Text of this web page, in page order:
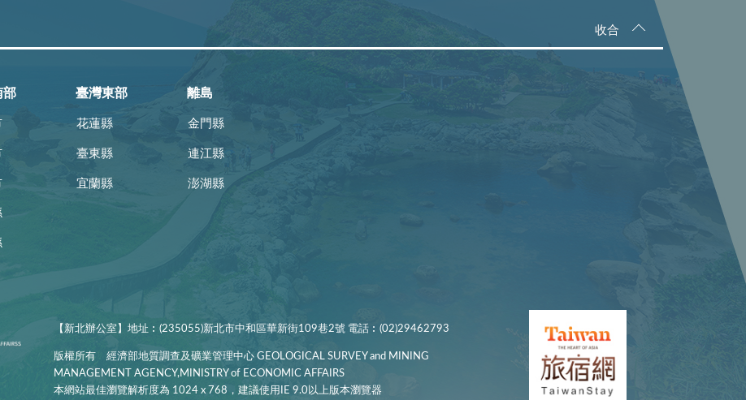
收合
部 臺灣東部
花蓮縣
臺東縣
宜蘭縣
離島
金門縣
連江縣
澎湖縣
【新北辦公室】地址︰(235055)新北市中和區華新街109巷2號 電話︰(02)29462793
版權所有 經濟部地質調查及礦業管理中心 GEOLOGICAL SURVEY and MINING
MANAGEMENT AGENCY,MINISTRY of ECONOMIC AFFAIRS
本網站最佳瀏覽解析度為 1024 x 768，建議使用IE 9.0以上版本瀏覽器